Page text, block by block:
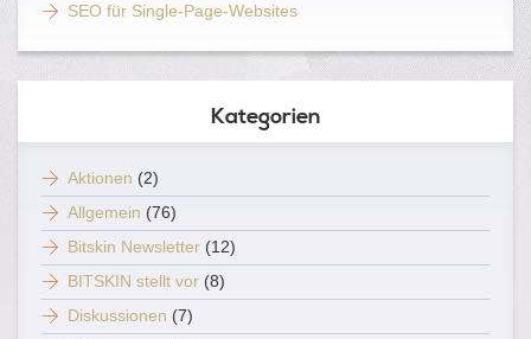
SEO für Single-Page-Websites
Kategorien
Aktionen (2)
Allgemein (76)
Bitskin Newsletter (12)
BITSKIN stellt vor (8)
Diskussionen (7)